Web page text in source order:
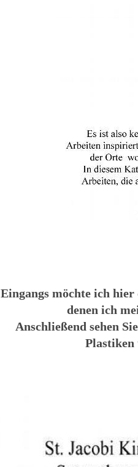
Eingangs möchte ich
denen ich
Anschließend sehen